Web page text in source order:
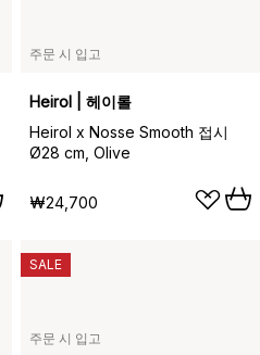
주문 시 입고
Heirol | 헤이롤
Heirol x Nosse Smooth 접시
Ø28 cm, Olive
₩24,700
주문 시 입고
SALE